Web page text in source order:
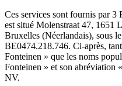
Ces services sont fournis par 3
est situé Molenstraat 47, 1651
Bruxelles (Néerlandais), sous
BE0474.218.746. Ci-après,
Fonteinen » que les noms
Fonteinen » et son abréviation
NV.